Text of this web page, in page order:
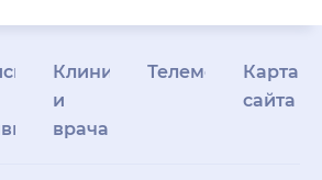
Клиникам
и
врачам
Телемедицина
Карта
сайта